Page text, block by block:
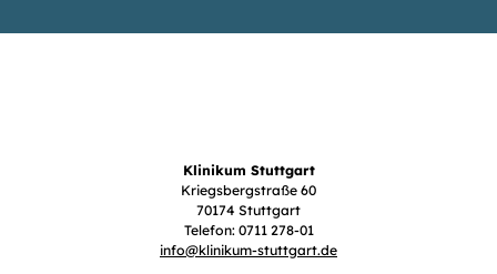
Klinikum Stuttgart
Kriegsbergstraße 60
70174 Stuttgart
Telefon: 0711 278-01
info@klinikum-stuttgart.de